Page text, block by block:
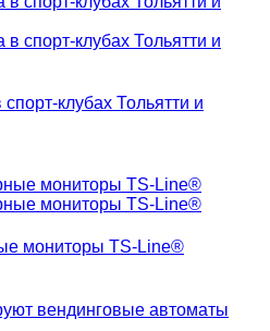
клубах Тольятти и
мониторы TS-Line®